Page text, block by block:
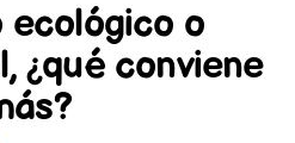
ecológico o
¿qué conviene